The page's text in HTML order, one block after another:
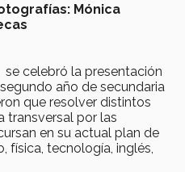
Mónica
se celebró la presentación
año de secundaria
que resolver distintos
transversal por las
en su actual plan de
física, tecnología, inglés,